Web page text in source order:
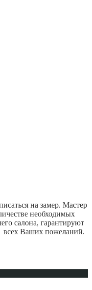
на замер. Мастер
необходимых
салона, гарантируют
всех Ваших пожеланий.